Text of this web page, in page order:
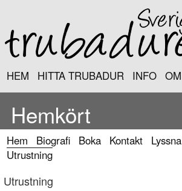
HEM HITTA TRUBADUR INFO OM
Hemkört
Hem Biografi Boka Kontakt Lyssna
Utrustning
Utrustning